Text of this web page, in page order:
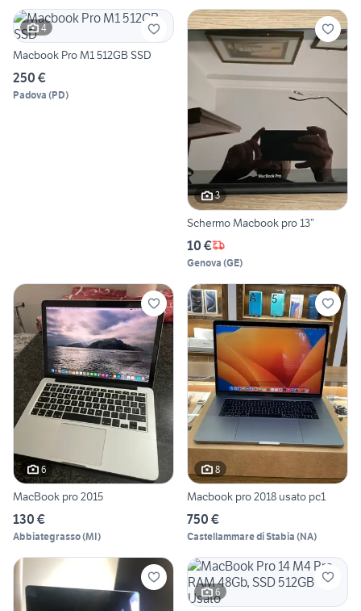
4
Macbook Pro M1 512GB SSD
250 €
Padova (PD)
3
Schermo Macbook pro 13”
10 €
Genova (GE)
6
MacBook pro 2015
130 €
Abbiategrasso(MI)
8
Macbook pro 2018 usato pc1
750 €
Castellammare di Stabia (NA)
6